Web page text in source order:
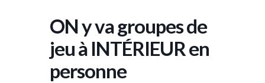
ON y va groupes de
jeu à INTÉRIEUR en
personne